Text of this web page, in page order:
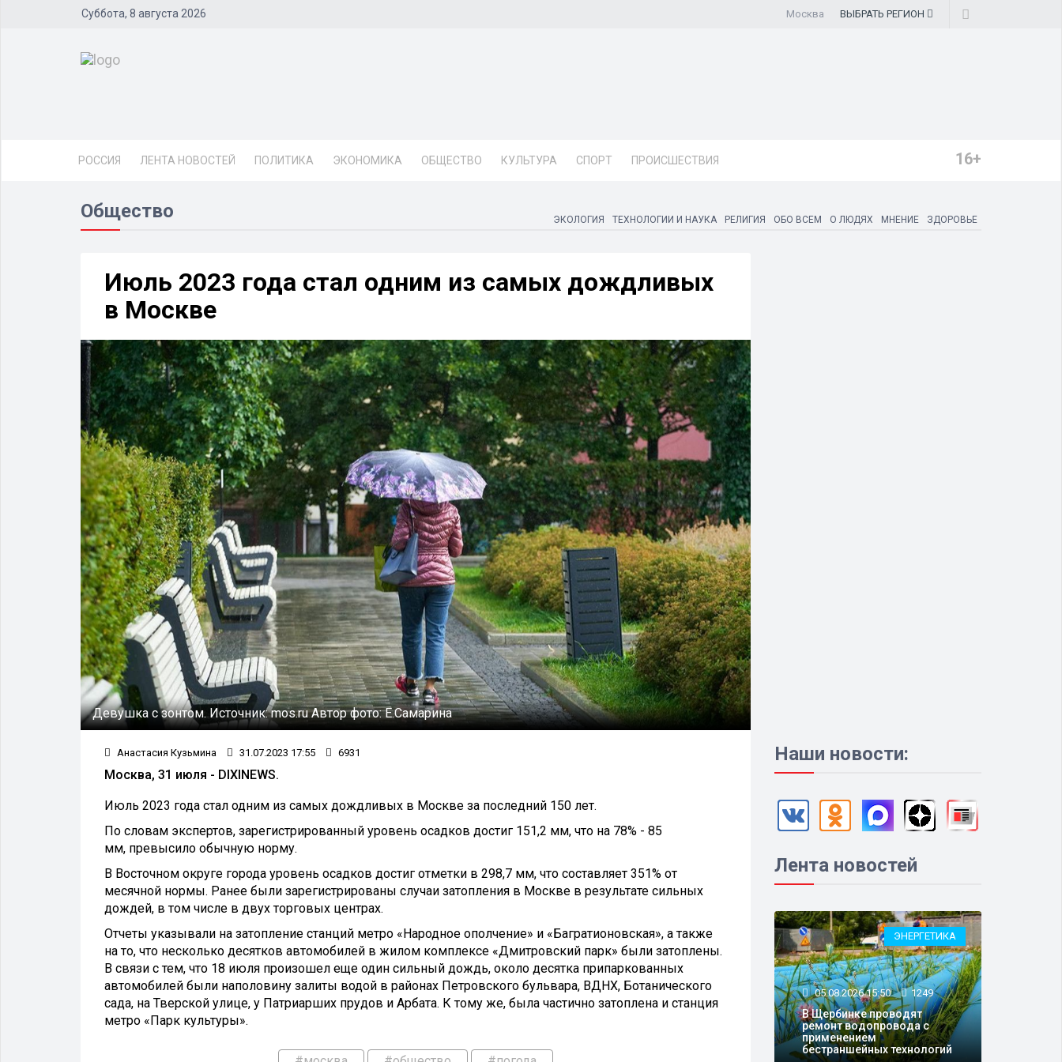
Суббота, 8 августа 2026 Москва ВЫБРАТЬ РЕГИОН
РОССИЯ ЛЕНТА НОВОСТЕЙ ПОЛИТИКА ЭКОНОМИКА ОБЩЕСТВО КУЛЬТУРА СПОРТ ПРОИСШЕСТВИЯ 16+
Общество ЭКОЛОГИЯ ТЕХНОЛОГИИ И НАУКА РЕЛИГИЯ ОБО ВСЕМ О ЛЮДЯХ МНЕНИЕ ЗДОРОВЬЕ
Июль 2023 года стал одним из самых дождливых
в Москве
Девушка с зонтом. Источник:mos.ruАвтор фото:Е.Самарина
Анастасия Кузьмина 31.07.2023 17:55 6931
Москва, 31 июля - DIXINEWS.
Июль 2023 года стал одним из самых дождливых в Москве за последний 150 лет.
По словам экспертов, зарегистрированный уровень осадков достиг 151,2 мм, что на 78% - 85
мм, превысило обычную норму.
В Восточном округе города уровень осадков достиг отметки в 298,7 мм, что составляет 351% от
месячной нормы. Ранее были зарегистрированы случаи затопления в Москве в результате сильных
дождей, в том числе в двух торговых центрах.
Отчеты указывали на затопление станций метро «Народное ополчение» и «Багратионовская», а также
на то, что несколько десятков автомобилей в жилом комплексе «Дмитровский парк» были затоплены.
В связи с тем, что 18 июля произошел еще один сильный дождь, около десятка припаркованных
автомобилей были наполовину залиты водой в районах Петровского бульвара, ВДНХ, Ботанического
сада, на Тверской улице, у Патриарших прудов и Арбата. К тому же, была частично затоплена и станция
метро «Парк культуры».
Наши новости:
Лента новостей
ЭНЕРГЕТИКА
05.08.2026 15:50 1249
В Щербинке проводят
ремонт водопровода с
применением
бестраншейных технологий